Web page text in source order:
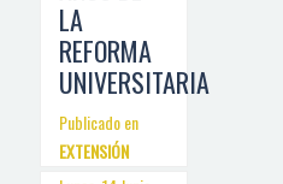
LA
REFORMA
UNIVERSITARIA
Publicado en
EXTENSIÓN